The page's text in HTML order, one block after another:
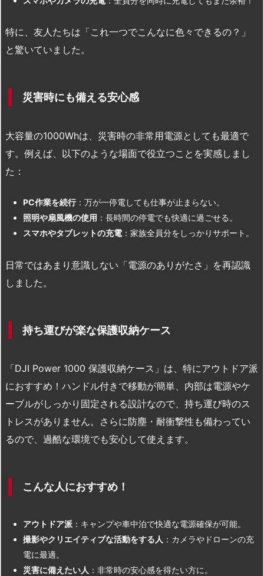
特に、友人たちは「これ一つでこんなに色々できるの？」
と驚いていました。
災害時にも備える安心感
大容量の1000Whは、災害時の非常用電源としても最適で
す。例えば、以下のような場面で役立つことを実感しまし
た：
PC作業を続行：万が一停電しても仕事が止まらない。
照明や扇風機の使用 ：長時間の停電でも快適に過ごせる。
スマホやタブレットの充電 ：家族全員分をしっかりサポート。
日常ではあまり意識しない「電源のありがたさ」を再認識
しました。
持ち運びが楽な保護収納ケース
「DJI Power 1000 保護収納ケース」は、特にアウトドア派
におすすめ！ハンドル付きで移動が簡単、内部は電源やケ
ーブルがしっかり固定される設計なので、持ち運び時のス
トレスがありません。さらに防塵・耐衝撃性も備わってい
るので、過酷な環境でも安心して使えます。
こんな人におすすめ！
アウトドア派 ：キャンプや車中泊で快適な電源確保が可能。
撮影やクリエイティブな活動をする人 ：カメラやドローンの充
電に最適。
災害に備えたい人 ：非常時の安心感を得たい方に。